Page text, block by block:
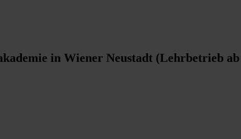
in Wiener Neustadt (Lehrbetrieb ab